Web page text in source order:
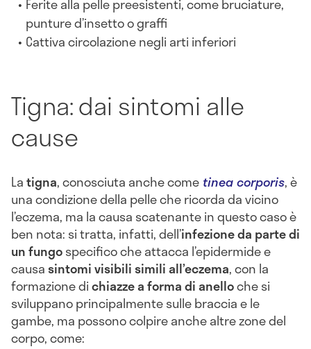
punture d’insetto o graffi
Cattiva circolazione negli arti inferiori
Tigna: dai sintomi alle
cause
Latigna, conosciuta anche come tinea corporis, è
una condizione della pelle che ricorda da vicino
l’eczema, ma la causa scatenante in questo caso è
ben nota: si tratta, infatti, dell’infezione da parte di
un fungospecifico che attacca l’epidermide e
causasintomi visibili simili all’eczema, con la
formazione dichiazze a forma di anelloche si
sviluppano principalmente sulle braccia e le
gambe, ma possono colpire anche altre zone del
corpo, come: